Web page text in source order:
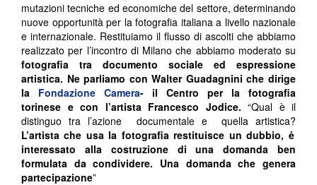
mutazioni tecniche ed economiche del settore, determinando
nuove opportunità per la fotografia italiana a livello nazionale
e internazionale. Restituiamo il flusso di ascolti che abbiamo
realizzato per l’incontro di Milano che abbiamo moderato su
fotografia tra documento sociale ed espressione
artistica. Ne parliamo con Walter Guadagnini che dirige
la Fondazione Camera- il Centro per la fotografia
torinese e con l’artista Francesco Jodice. “Qual è il
distinguo tra l’azione documentale e quella artistica?
L’artista che usa la fotografia restituisce un dubbio, ė
interessato alla costruzione di una domanda ben
formulata da condividere. Una domanda che genera
partecipazione”